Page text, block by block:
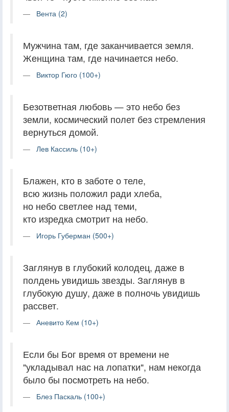
Вента (2)
Мужчина там, где заканчивается земля.
Женщина там, где начинается небо.
Виктор Гюго (100+)
Безответная любовь — это небо без
земли, космический полет без стремления
вернуться домой.
Лев Кассиль (10+)
Блажен, кто в заботе о теле,
всю жизнь положил ради хлеба,
но небо светлее над теми,
кто изредка смотрит на небо.
Игорь Губерман (500+)
Заглянув в глубокий колодец, даже в
полдень увидишь звезды. Заглянув в
глубокую душу, даже в полночь увидишь
рассвет.
Аневито Кем (10+)
Если бы Бог время от времени не
"укладывал нас на лопатки", нам некогда
было бы посмотреть на небо.
Блез Паскаль (100+)